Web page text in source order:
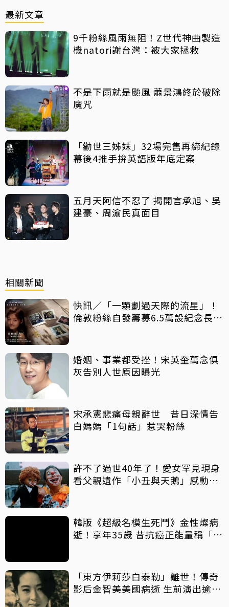
最新文章
9千粉絲風雨無阻！Z世代神曲製造
機natori謝台灣：被大家拯救
不是下雨就是颱風 蕭景鴻終於破除
魔咒
「勸世三姊妹」32場完售再締紀錄
幕後4推手拚英語版年底定案
五月天阿信不忍了 揭開言承旭、吳
建豪、周渝民真面目
相關新聞
快訊／「一顆劃過天際的流星」！
倫敦粉絲自發籌募6.5萬設紀念長椅
婚姻、事業都受挫！宋英奎萬念俱
灰告別人世原因曝光
宋承憲悲痛母親辭世 昔日深情告
白媽媽「1句話」惹哭粉絲
許不了過世40年了！愛女罕見現身
看父親遺作「小丑與天鵝」感動落
韓版《超級名模生死鬥》金性燦病
逝！享年35歲 昔抗癌正能量稱「我
「東方伊莉莎白泰勒」離世！傳奇
影后金智美美國病逝 生前演出逾